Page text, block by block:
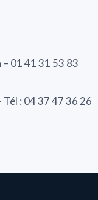
01 41 31 53 83
: 04 37 47 36 26